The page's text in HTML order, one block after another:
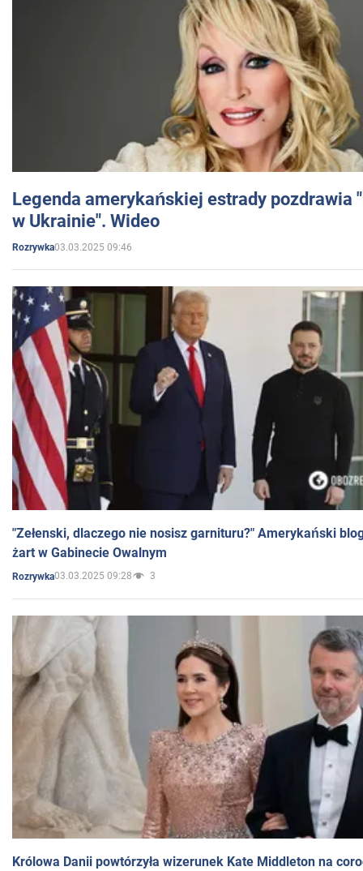
Legenda amerykańskiej estrady pozdrawia
w Ukrainie". Wideo
Rozrywka03.03.2025 09:46
"Zełenski, dlaczego nie nosisz garnituru?" Amerykański
żart w Gabinecie Owalnym
Rozrywka03.03.2025 09:28 3
Królowa Danii powtórzyła wizerunek Kate Middleton na